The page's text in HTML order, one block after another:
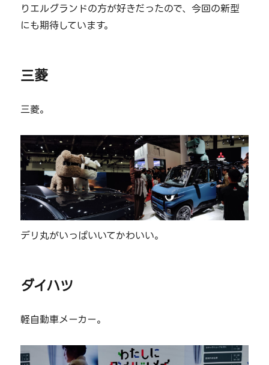
りエルグランドの方が好きだったので、今回の新型
にも期待しています。
三菱
三菱。
デリ丸がいっぱいいてかわいい。
ダイハツ
軽自動車メーカー。